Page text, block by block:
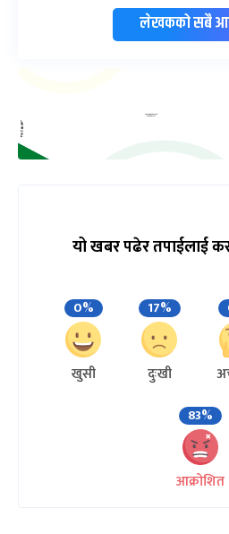
लेखकको सबै
यो खबर पढेर तपाईलाई
0%
खुसी
17%
दुःखी
83%
आक्रोशित